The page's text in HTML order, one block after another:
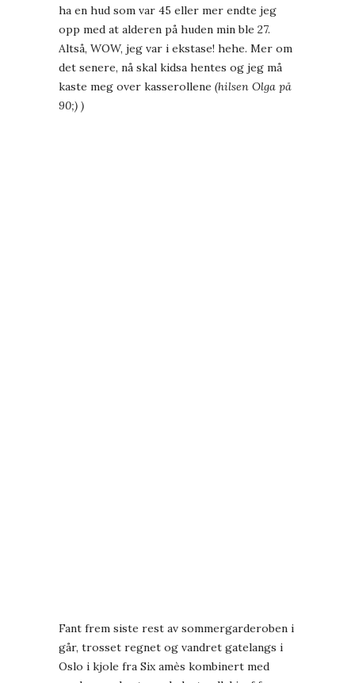
ha en hud som var 45 eller mer endte jeg
opp med at alderen på huden min ble 27.
Altså, WOW, jeg var i ekstase! hehe. Mer om
det senere, nå skal kidsa hentes og jeg må
kaste meg over kasserollene (hilsen Olga på
90;) )
Fant frem siste rest av sommergarderoben i
går, trosset regnet og vandret gatelangs i
Oslo i kjole fra Six amès kombinert med